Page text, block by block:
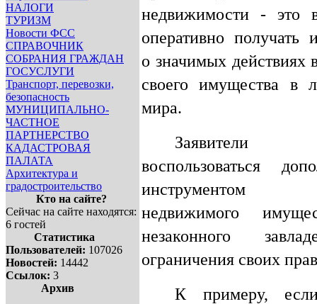
НАЛОГИ
ТУРИЗМ
Новости ФСС
СПРАВОЧНИК
СОБРАНИЯ ГРАЖДАН
ГОСУСЛУГИ
Транспорт, перевозки,
безопасность
МУНИЦИПАЛЬНО-
ЧАСТНОЕ
ПАРТНЕРСТВО
КАДАСТРОВАЯ
ПАЛАТА
Архитектура и
градостроительство
Кто на сайте?
Сейчас на сайте находятся:
6 гостей
Статистика
Пользователей: 107026
Новостей: 14442
Ссылок: 3
Архив
недвижимости - это
оперативно получать
о значимых действиях
своего имущества в
мира.
воспользоваться
недвижимого
незаконного
ограничения своих
К примеру, если